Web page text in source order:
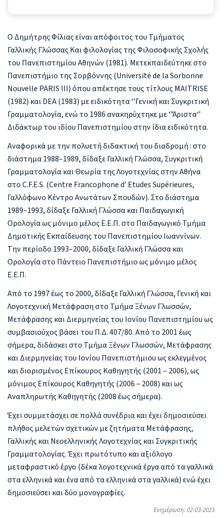
Ο Δημήτρης Φίλιας είναι απόφοιτος του Τμήματος
Γαλλικής Γλώσσας Και φιλολογίας της Φιλοσοφικής Σχολής
του Πανεπιστημίου Αθηνών (1981). Μετεκπαιδεύτηκε στο
Πανεπιστήμιο της Σορβόννης (Université de la Sorbonne
Nouvelle PARIS III) όπου απέκτησε τους τίτλους MAITRISE
(1982) και DEA (1983) με ειδικότητα ‘’Γενική και Συγκριτική
Γραμματολογία, ενώ το 1986 ανακηρύχτηκε με ‘’Άριστα‘’
Διδάκτωρ του ιδίου Πανεπιστημίου στην ίδια ειδικότητα.
Αναφορικά με την πολυετή διδακτική του διαδρομή : στο
διάστημα 1988–1989, δίδαξε Γαλλική Γλώσσα, Συγκριτική
Γραμματολογία και Θεωρία της Λογοτεχνίας στην Αθήνα
στο C.F.E.S. (Centre Francophone d’ Etudes Supérieures,
Γαλλόφωνο Κέντρο Ανωτάτων Σπουδών). Στο διάστημα
1989–1993, δίδαξε Γαλλική Γλώσσα και Παιδαγωγική
Ορολογία ως μόνιμο μέλος Ε.Ε.Π. στο Παιδαγωγικό Τμήμα
Δημοτικής Εκπαίδευσης του Πανεπιστημίου Ιωαννίνων.
Tην περίοδο 1993–2000, δίδαξε Γαλλική Γλώσσα και
Ορολογία στο Πάντειο Πανεπιστήμιο ως μόνιμο μέλος
Ε.Ε.Π.
Από το 1997 έως το 2000, δίδαξε Γαλλική Γλώσσα, Γενική και
Λογοτεχνική Μετάφραση στο Τμήμα Ξένων Γλωσσών,
Μετάφρασης και Διερμηνείας του Ιονίου Πανεπιστημίου ως
συμβασιούχος βάσει του Π.Δ. 407/80. Από το 2001 έως
σήμερα, διδάσκει στο Τμήμα Ξένων Γλωσσών, Μετάφρασης
και Διερμηνείας του Ιονίου Πανεπιστήμιου ως εκλεγμένος
και διορισμένος Επίκουρος Καθηγητής (2001 – 2006), ως
μόνιμος Επίκουρος Καθηγητής (2006 – 2008) και ως
Αναπληρωτής Καθηγητής (2008 έως σήμερα).
Έχει συμμετάσχει σε πολλά συνέδρια και έχει δημοσιεύσει
πλήθος μελετών σχετικών με ζητήματα Μετάφρασης,
Γαλλικής και Νεοελληνικής Λογοτεχνίας και Συγκριτικής
Γραμματολογίας. Έχει πρωτότυπο και αξιόλογο
μεταφραστικό έργο (δέκα λογοτεχνικά έργα από τα γαλλικά
στα ελληνικά και ένα από τα ελληνικά στα γαλλικά) ενώ έχει
δημοσιεύσει και δύο μονογραφίες.
Ενημέρωση: 02-03-2023